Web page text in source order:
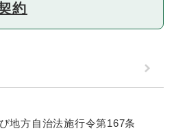
約
地方自治法施行令第167条